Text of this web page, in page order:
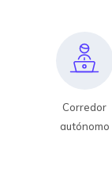
Corredor
autónomo